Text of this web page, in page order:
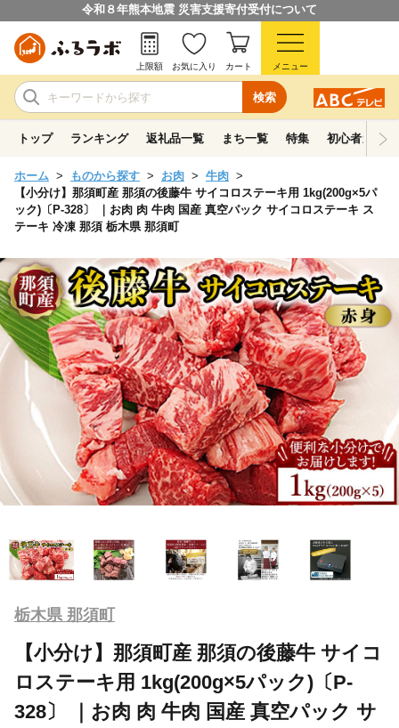
令和８年熊本地震 災害支援寄付受付について
検索
上限額 お気に入り カート メニュー
トップ ランキング 返礼品一覧 まち一覧 特集 初心者ガイド
ホーム ものから探す お肉
牛肉
【小分け】那須町産 那須の後藤牛 サイコロステーキ用 1kg(200g×5パ
ック)〔P-328〕 ｜お肉 肉 牛肉 国産 真空パック サイコロステーキ ス
テーキ 冷凍 那須 栃木県 那須町
栃木県 那須町
【小分け】那須町産 那須の後藤牛 サイコ
ロステーキ用 1kg(200g×5パック)〔P-
328〕 ｜お肉 肉 牛肉 国産 真空パック サ